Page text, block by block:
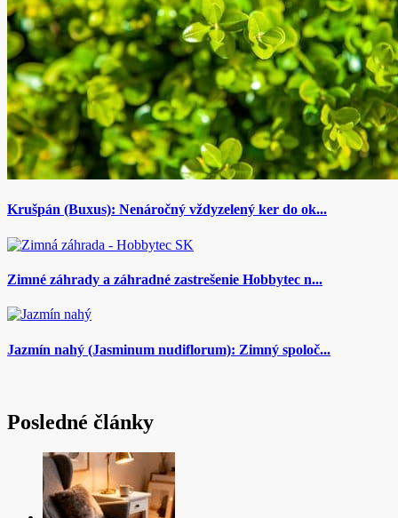
Krušpán (Buxus): Nenáročný vždyzelený ker do ok...
Zimné záhrady a záhradné zastrešenie Hobbytec n...
Jazmín nahý (Jasminum nudiflorum): Zimný spoloč...
Posledné články